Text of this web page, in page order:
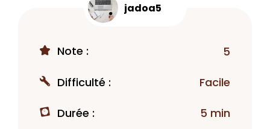
jadoa5
Note : 5
Difficulté : Facile
Durée : 5 min